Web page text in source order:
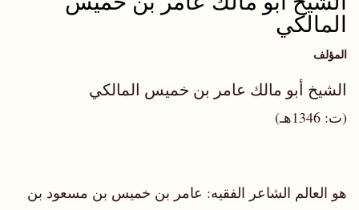
المالكي
المؤلف
الشيخ أبو مالك عامر بن خميس المالكي
(ت: 1346هـ)
هو العالم الشاعر الفقيه: عامر بن خميس بن مسعود بن